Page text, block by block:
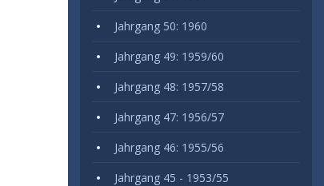
Jahrgang 50: 1960
Jahrgang 49: 1959/60
Jahrgang 48: 1957/58
Jahrgang 47: 1956/57
Jahrgang 46: 1955/56
Jahrgang 45 - 1953/55